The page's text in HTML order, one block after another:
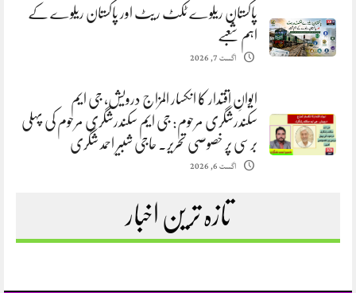
پاکستان ریلوے ٹکٹ ریٹ اور پاکستان ریلوے کے
اہم شعبے
اگست 7, 2026
ایوانِ اقتدار کا انکسار المزاج درویش، جی ایم
سکندرشگری مرحوم: جی ایم سکندرشگری مرحوم کی پہلی
برسی پر خصوصی تحریر. حاجی شبیر احمد شگری
اگست 6, 2026
تازہ ترین اخبار